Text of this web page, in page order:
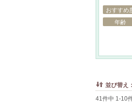
おすすめ
年齢
並び替え：
41件中 1-10